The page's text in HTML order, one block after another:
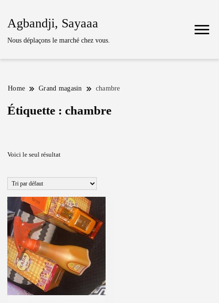
Agbandji, Sayaaa
Nous déplaçons le marché chez vous.
Home Grand magasin chambre
Étiquette : chambre
Voici le seul résultat